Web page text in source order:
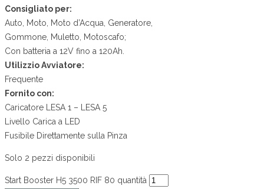
Consigliato per:
Auto, Moto, Moto d’Acqua, Generatore,
Gommone, Muletto, Motoscafo;
Con batteria a 12V fino a 120Ah.
Utilizzio Avviatore:
Frequente
Fornito con:
Caricatore LESA 1 – LESA 5
Livello Carica a LED
Fusibile Direttamente sulla Pinza
Solo 2 pezzi disponibili
Start Booster H5 3500 RIF 80 quantità